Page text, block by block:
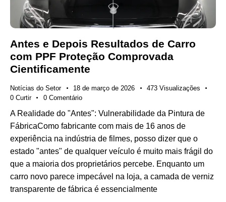
Antes e Depois Resultados de Carro
com PPF Proteção Comprovada
Cientificamente
Notícias do Setor 18 de março de 2026 473 Visualizações
0 Curtir 0 Comentário
A Realidade do "Antes": Vulnerabilidade da Pintura de
FábricaComo fabricante com mais de 16 anos de
experiência na indústria de filmes, posso dizer que o
estado "antes" de qualquer veículo é muito mais frágil do
que a maioria dos proprietários percebe. Enquanto um
carro novo parece impecável na loja, a camada de verniz
transparente de fábrica é essencialmente